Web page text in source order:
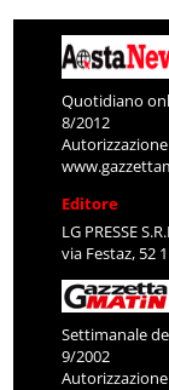
Quotidiano
8/2012
Editore
LG PRESSE
via Festaz, 52
Settimanale
9/2002